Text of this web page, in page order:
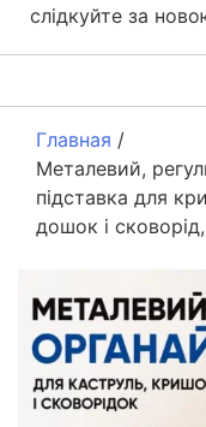
слідкуйте за
Главная /
Металевий,
підставка для
дошок і